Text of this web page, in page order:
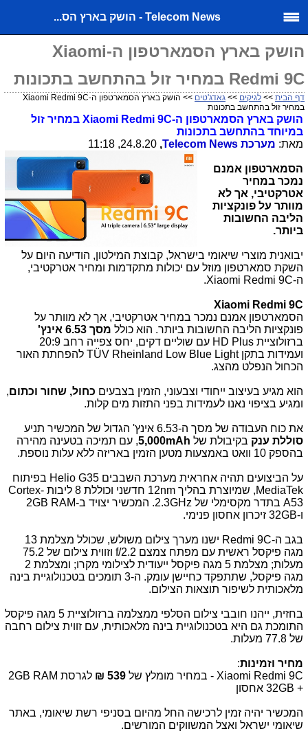
Telecom News - הושק בארץ הס...
הושק בארץ הסמארטפון ה-Xiaomi
Redmi 9C במחיר זול בהתחשב בתכונות
דף הבית >> לגיקים >> גאדג'טים
>> הושק בארץ הסמארטפון ה-Xiaomi Redmi 9C
במחיר זול בהתחשב בתכונות
הושק בארץ הסמארטפון ה-Xiaomi Redmi 9C במחיר זול
במיוחד בהתחשב בתכונות
מאת: מערכת Telecom News
,
הסמארטפון אמנם
נמכר במחיר
אטרקטיבי, אך לא
מוותר על פונקציות
הליבה החשובות
ביותר.
יבואנית מוצרי שיאומי בישראל, קבוצת המילטון, הודיעה היום על
השקת סמארטפון מוזל עם יכולות מתקדמות ומחיר אטרקטיבי,
ה-Xiaomi Redmi 9C
.
Xiaomi Redmi 9C
הסמארטפון אמנם נמכר במחיר אטרקטיבי, אך לא מוותר על
פונקציות הליבה החשובות ביותר. הוא כולל מסך 6.53 אינץ'
ברזולוציית HD Plus
עם שוליים דקים, יחס צפייה רחב 20:9
ועמידות בתקןTÜV Rheinland Low Blue Light להפחתת האור
הכחול הנפלט מהצג.
הוא מגיע בעיצוב ייחודי וצבעוני, הזמין בצבעים כחול, שחור וכתום,
ומגיע בציפוי נאנו לעמידות בפני התזות מים קלות.
את כוח העבודה של מסך ה-6.53 אינץ' הגדול של המכשיר תניע
סוללת ענק בקיבולת של 5,000mAh, עם תמיכה בטעינה מהירה
בהספק 10 וואט באמצעות מטען הזמין באריזה ללא עלות נוספת.
על הביצועים תהיה אחראית מערכת השבבים Helio G35 בפיתוח
MediaTek, שמיוצרת בהליך 12nm חדשני וכוללת 8 ליבות
Cortex-
A53 בתדר מקסימלי של 2.3GHz. המכשיר יצויד ב-2GB RAM
ו-32GB זיכרון אחסון פנימי.
בגב ה-Redmi 9C
ישנו מערך צילום משולש, שכולל מצלמת 13
מגה פיקסל ראשית עם מפתח צמצם f/2.2
וזווית צילום של 75.2
מעלות; מצלמת 5 מגה פיקסל ייעודית לצילומי מקרו; ומצלמת 2
מגה פיקסל, שתתפקד כחיישן עומק. ה-3 תומכים בטכנולוגיית בינה
מלאכותית לשיפור תוצאות הצילום.
בחזית, ייהנו חובבי צילום הסלפי ממצלמה ברזולוציית 5 מגה פיקסל
התומכת גם היא בטכנולוגיית בינה מלאכותית, עם זווית צילום רחבה
של 77.8 מעלות.
מחיר וזמינות:
Xiaomi Redmi 9C - במחיר מומלץ של 539
₪ לגרסת 2GB RAM
+
32GB אחסון
המכשיר יהיה זמין לרכישה החל מהיום בסניפי רשת שיאומי, באתר
שיאומי ישראל ואצל המשווקים המורשים.